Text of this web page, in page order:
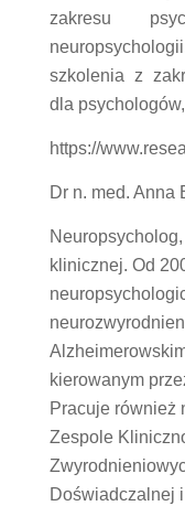
zakresu
szkolenia z
dla
https://
Dr n. med. Anna
klinicznej. Od
kierowanym
Pracuje również
Zespole
Doświadczalnej